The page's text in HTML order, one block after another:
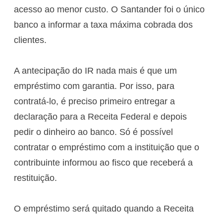
acesso ao menor custo. O Santander foi o único
banco a informar a taxa máxima cobrada dos
clientes.
A antecipação do IR nada mais é que um
empréstimo com garantia. Por isso, para
contratá-lo, é preciso primeiro entregar a
declaração para a Receita Federal e depois
pedir o dinheiro ao banco. Só é possível
contratar o empréstimo com a instituição que o
contribuinte informou ao fisco que receberá a
restituição.
O empréstimo será quitado quando a Receita